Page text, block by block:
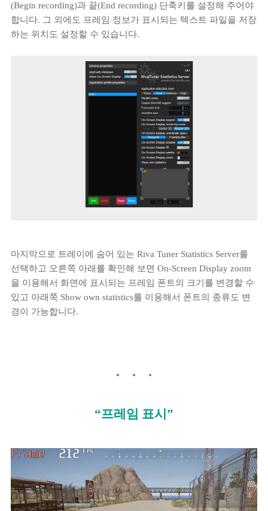
(Begin recording)과 끝(End recording) 단축키를 설정해 주어야
합니다. 그 외에도 프레임 정보가 표시되는 텍스트 파일을 저장
하는 위치도 설정할 수 있습니다.
마지막으로 트레이에 숨어 있는 Riva Tuner Statistics Server를
선택하고 오른쪽 아래를 확인해 보면 On-Screen Display zoom
을 이용해서 화면에 표시되는 프레임 폰트의 크기를 변경할 수
있고 아래쪽 Show own statistics를 이용해서 폰트의 종류도 변
경이 가능합니다.
“프레임 표시”